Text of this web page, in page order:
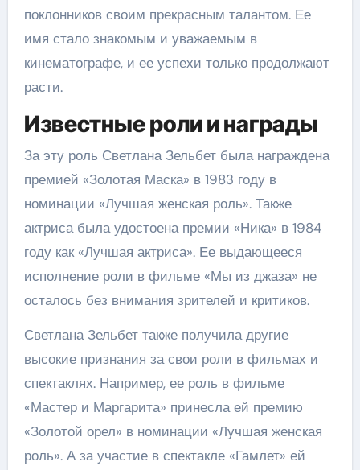
поклонников своим прекрасным талантом. Ее
имя стало знакомым и уважаемым в
кинематографе, и ее успехи только продолжают
расти.
Известные роли и награды
За эту роль Светлана Зельбет была награждена
премией «Золотая Маска» в 1983 году в
номинации «Лучшая женская роль». Также
актриса была удостоена премии «Ника» в 1984
году как «Лучшая актриса». Ее выдающееся
исполнение роли в фильме «Мы из джаза» не
осталось без внимания зрителей и критиков.
Светлана Зельбет также получила другие
высокие признания за свои роли в фильмах и
спектаклях. Например, ее роль в фильме
«Мастер и Маргарита» принесла ей премию
«Золотой орел» в номинации «Лучшая женская
роль». А за участие в спектакле «Гамлет» ей